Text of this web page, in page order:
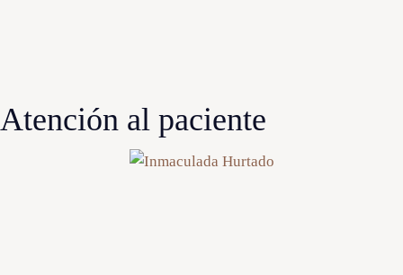
Atención al paciente